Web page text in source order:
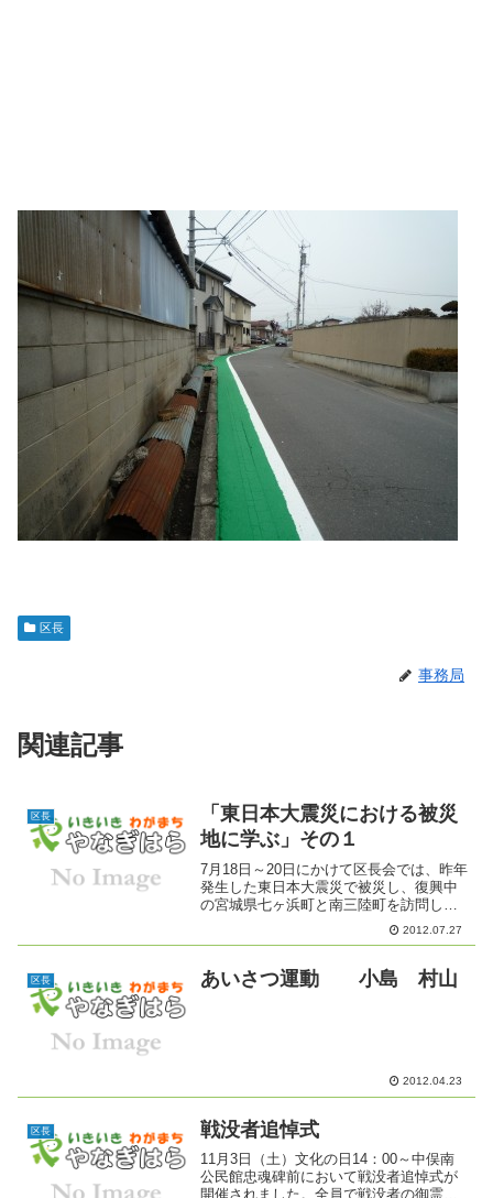
区長
事務局
関連記事
区長
「東日本大震災における被災
地に学ぶ」その１
7月18日～20日にかけて区長会では、昨年
発生した東日本大震災で被災し、復興中
の宮城県七ヶ浜町と南三陸町を訪問し視
察研修してきました。七ヶ浜町社会福祉
協議会に視察を依頼したところ、花渕浜
同事務局長から被害...
2012.07.27
区長 あいさつ運動 小島 村山
2012.04.23
区長 戦没者追悼式
11月3日（土）文化の日14：00～中俣南
公民館忠魂碑前において戦没者追悼式が
開催されました。全員で戦没者の御霊に